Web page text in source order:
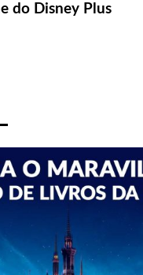
do Disney Plus